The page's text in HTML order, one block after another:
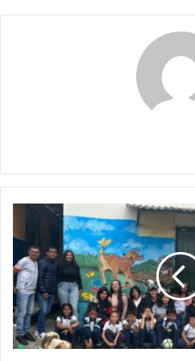
Sogamoso
realiza
jornada
de
responsabilidad
social